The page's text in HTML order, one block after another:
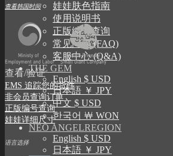
娃娃肤色指南
使用说明书
正版编号查询
常见问题 (FAQ)
客服中心 (Q&A)
THE GEM
English $ USD
日本語 ￥ JPY
中文 $ USD
한국어 ￦ WON
NEO ANGELREGION
English $ USD
日本語 ￥ JPY
查看韩国时间
查看/验证
EMS 追踪您的货件
非会员查询订单
正版编号查询
娃娃详细尺寸
语言选择